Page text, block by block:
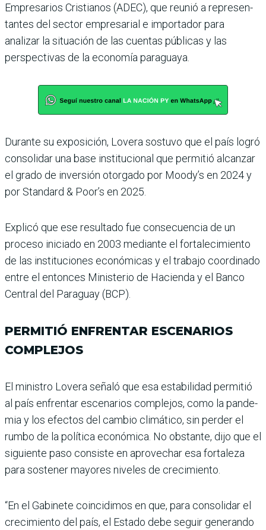
Empresarios Cristianos (ADEC), que reunió a represen­
tantes del sector empresarial e importador para
analizar la situación de las cuentas públi­cas y las
perspectivas de la eco­nomía paraguaya.
Durante su exposición, Lovera sostuvo que el país logró
consolidar una base institucional que permitió alcanzar
el grado de inver­sión otorgado por Moody’s en 2024 y
por Standard & Poor’s en 2025.
Explicó que ese resultado fue consecuencia de un
proceso iniciado en 2003 mediante el fortalecimiento
de las ins­tituciones económicas y el trabajo coordinado
entre el entonces Ministerio de Hacienda y el Banco
Central del Paraguay (BCP).
PERMITIÓ ENFRENTAR ESCENARIOS
COMPLEJOS
El ministro Lovera señaló que esa estabilidad permitió
al país enfrentar escenarios complejos, como la pande­
mia y los efectos del cam­bio climático, sin perder el
rumbo de la política econó­mica. No obstante, dijo que el
siguiente paso consiste en aprovechar esa fortaleza
para sostener mayores nive­les de crecimiento.
“En el Gabinete coincidimos en que, para consolidar el
cre­cimiento del país, el Estado debe seguir generando